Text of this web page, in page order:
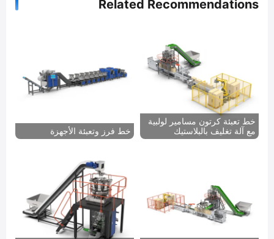
Related Recommendations
خط تعبئة كرتون مسامير لولبية
مع آلة تغليف بالبلاستيك
خط فرز وتعبئة الأجهزة